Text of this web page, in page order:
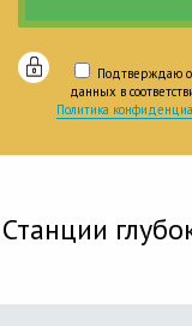
Подтверждаю
данных в
Политика
Станции